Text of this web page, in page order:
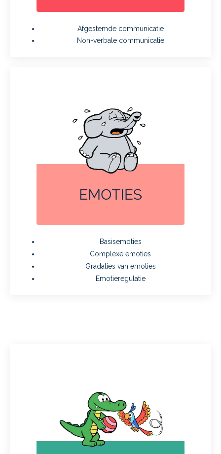
Afgestemde communicatie
Non-verbale communicatie
Basisemoties
Complexe emoties
Gradaties van emoties
Emotieregulatie